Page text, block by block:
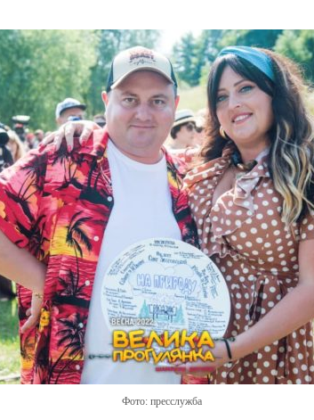
Фото: пресслужба